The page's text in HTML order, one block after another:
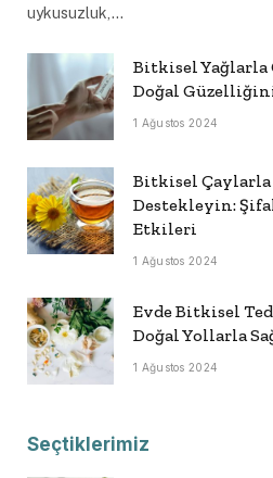
uykusuzluk,…
Bitkisel Yağlarla
Doğal
1 Ağustos 2024
Bitkisel Çaylarla
Destekleyin:
Etkileri
1 Ağustos 2024
Evde Bitkisel
Doğal Yollarla
1 Ağustos 2024
Seçtiklerimiz